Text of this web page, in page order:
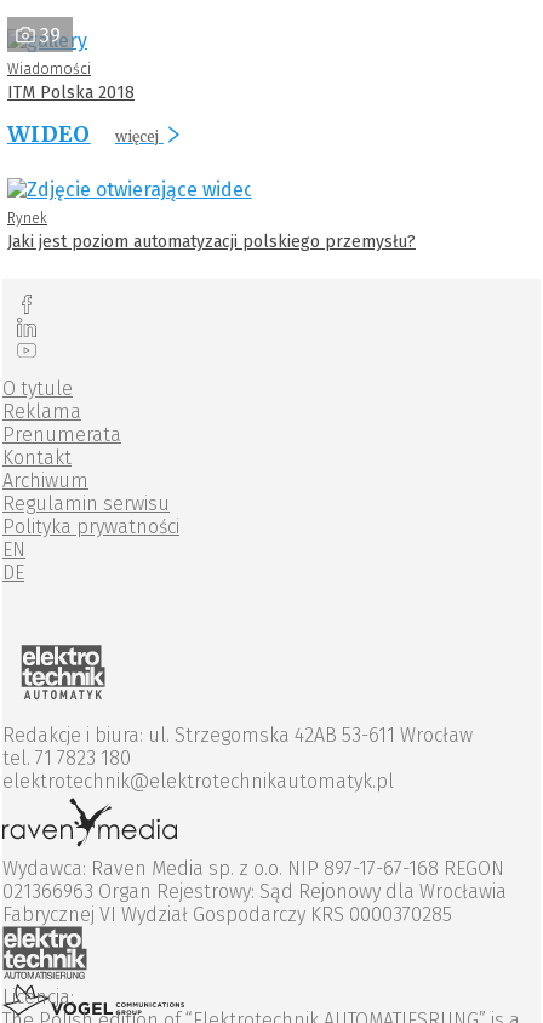
39
Wiadomości
ITM Polska 2018
WIDEO więcej
Rynek
Jaki jest poziom automatyzacji polskiego przemysłu?
O tytule
Reklama
Prenumerata
Kontakt
Archiwum
Regulamin serwisu
Polityka prywatności
EN
DE
Redakcje i biura: ul. Strzegomska 42AB 53-611 Wrocław
tel. 71 7823 180
elektrotechnik@elektrotechnikautomatyk.pl
Wydawca: Raven Media sp. z o.o. NIP 897-17-67-168 REGON
021366963 Organ Rejestrowy: Sąd Rejonowy dla Wrocławia
Fabrycznej VI Wydział Gospodarczy KRS 0000370285
Licencja: